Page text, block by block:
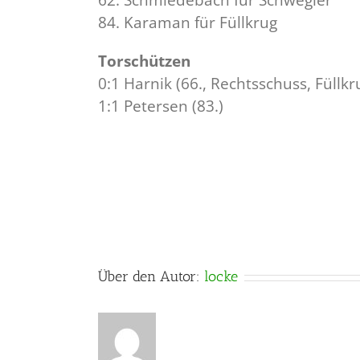
84. Karaman für Füllkrug
Torschützen
0:1 Harnik (66., Rechtsschuss,
1:1 Petersen (83.)
Über den Autor: locke